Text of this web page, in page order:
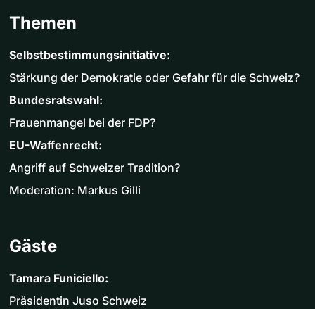
Themen
Selbstbestimmungsinitiative:
Stärkung der Demokratie oder Gefahr für die Schweiz?
Bundesratswahl:
Frauenmangel bei der FDP?
EU-Waffenrecht:
Angriff auf Schweizer Tradition?
Moderation: Markus Gilli
Gäste
Tamara Funiciello:
Präsidentin Juso Schweiz